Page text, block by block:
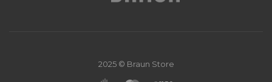
2025 © Braun Store